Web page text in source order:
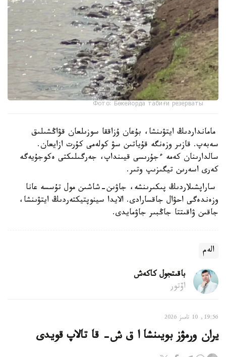
Фото: Бөкейорда табиғи резерваты
مامانداردىڭ ايتۋىنشا، بۇعان ۇزاققا سوزىلعان قۋاڭشىلىق
سەبەپ. قازىر وزەنگە قۇياتىن سۋ كولەمى كۇرت ازايعان.
سالدارىنان كەمە ءجۇرىسى قيىنداپ، جەرگىلىكتى ەكوجۇيەگە
كەرى اسەرىن تيگىزىپ وتىر.
ساراپشىلاردىڭ پىكىرىنشە، جاۋىن-شاشىن مول تۇسسە عانا
وزەندەگى احۋال جاقسارادى. الايدا سينوپتيكتەردىڭ ايتۋىنشا،
جاقىن ۋاقىتتا جاڭبىر جاۋمايدى.
الەم
باقىتجول كاكەش
اۆتور
19:56, 10 تامىز 2026
يران ورمۋز بويىنشا ا ق ش- قا تالاپ قويدى